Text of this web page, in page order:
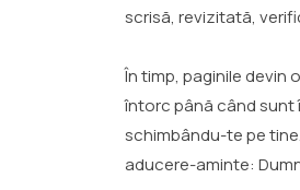
scrisă, revizitată,
În timp, paginile devin
întorc până când sunt
schimbându-te pe
aducere-aminte: